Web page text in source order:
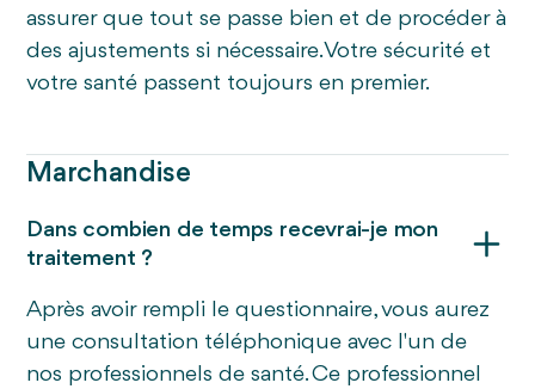
assurer que tout se passe bien et de procéder à
des ajustements si nécessaire. Votre sécurité et
votre santé passent toujours en premier.
Marchandise
Dans combien de temps recevrai-je mon
traitement ?
Après avoir rempli le questionnaire, vous aurez
une consultation téléphonique avec l'un de
nos professionnels de santé. Ce professionnel